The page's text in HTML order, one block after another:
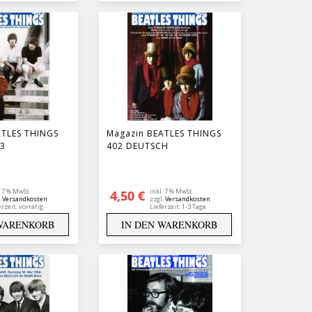
THINGS
% MwSt.
Versandkosten
vorrätig
Magazin BEATLES THINGS
402 DEUTSCH
4,50 €
inkl. 7 % MwSt.
zzgl.Versandkosten
Lieferzeit:1-3 Tage
IN DEN WARENKORB